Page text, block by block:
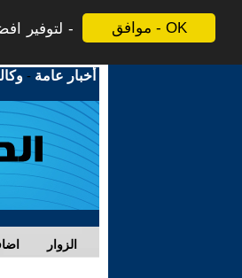
موافق - OK
لتوفير
أخبار عامة -
الزوار